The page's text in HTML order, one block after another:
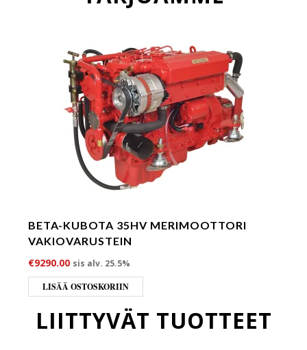
BETA-KUBOTA 35HV MERIMOOTTORI
VAKIOVARUSTEIN
€9290.00 sis alv. 25.5%
LISÄÄ OSTOSKORIIN
LIITTYVÄT TUOTTEET